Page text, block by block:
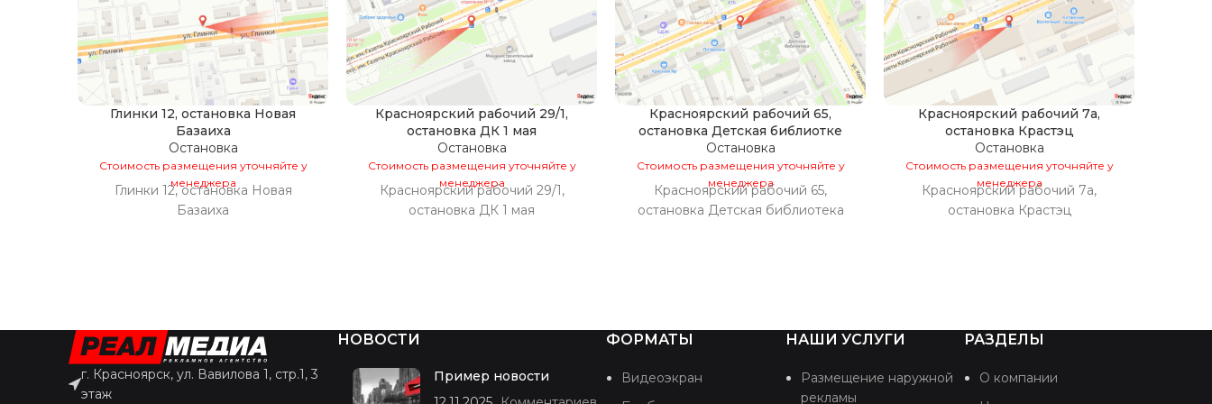
Глинки 12, остановка Новая
Базаиха
Остановка
Стоимость размещения уточняйте у
менеджера
Глинки 12, остановка Новая
Базаиха
Красноярский рабочий 29/1,
остановка ДК 1 мая
Остановка
Стоимость размещения уточняйте у
менеджера
Красноярский рабочий 29/1,
остановка ДК 1 мая
Красноярский рабочий 65,
остановка Детская библиотке
Остановка
Стоимость размещения уточняйте у
менеджера
Красноярский рабочий 65,
остановка Детская библиотека
Красноярский рабочий 7а,
остановка Крастэц
Остановка
Стоимость размещения уточняйте у
менеджера
Красноярский рабочий 7а,
остановка Крастэц
г. Красноярск, ул. Вавилова 1, стр.1, 3
этаж
НОВОСТИ
Пример новости
ФОРМАТЫ
Видеоэкран
НАШИ УСЛУГИ
Размещение наружной
рекламы
РАЗДЕЛЫ
О компании